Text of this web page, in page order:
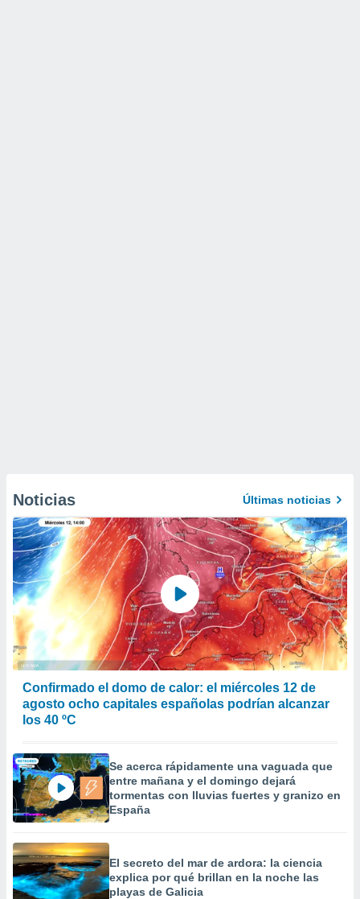
Noticias Últimas noticias
Confirmado el domo de calor: el miércoles 12 de
agosto ocho capitales españolas podrían alcanzar
los 40 ºC
Se acerca rápidamente una vaguada que
entre mañana y el domingo dejará
tormentas con lluvias fuertes y granizo en
España
El secreto del mar de ardora: la ciencia
explica por qué brillan en la noche las
playas de Galicia